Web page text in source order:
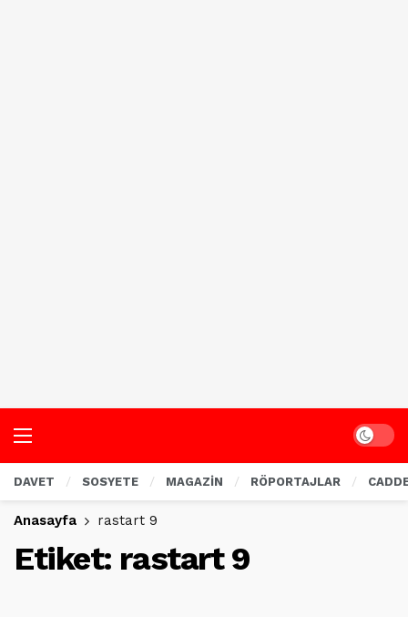
Dark
DAVET SOSYETE MAGAZİN RÖPORTAJLAR
Anasayfa rastart 9
Etiket: rastart 9